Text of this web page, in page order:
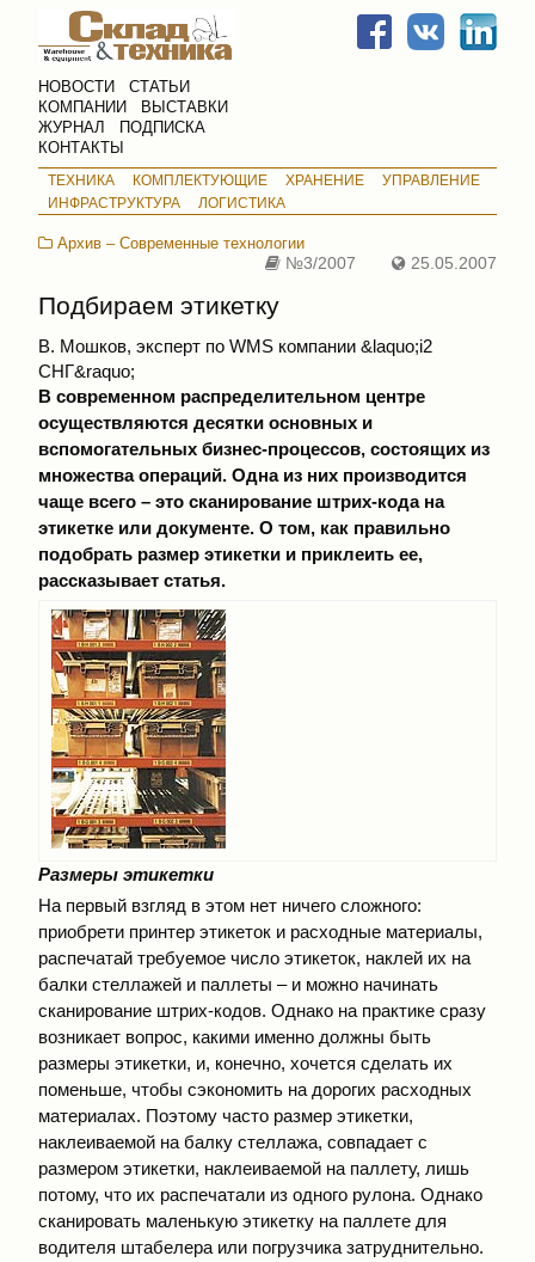
НОВОСТИ
СТАТЬИ
КОМПАНИИ
ВЫСТАВКИ
ЖУРНАЛ
ПОДПИСКА
КОНТАКТЫ
ТЕХНИКА КОМПЛЕКТУЮЩИЕ ХРАНЕНИЕ
УПРАВЛЕНИЕ
ИНФРАСТРУКТУРА
ЛОГИСТИКА
Архив – Современные технологии
№3/2007
25.05.2007
Подбираем этикетку
В. Мошков, эксперт по WMS компании &laquo;i2
СНГ&raquo;
В современном распределительном центре
осуществляются десятки основных и
вспомогательных бизнес-процессов, состоящих из
множества операций. Одна из них производится
чаще всего – это сканирование штрих-кода на
этикетке или документе. О том, как правильно
подобрать размер этикетки и приклеить ее,
рассказывает статья.
Размеры этикетки
На первый взгляд в этом нет ничего сложного:
приобрети принтер этикеток и расходные материалы,
распечатай требуемое число этикеток, наклей их на
балки стеллажей и паллеты – и можно начинать
сканирование штрих-кодов. Однако на практике сразу
возникает вопрос, какими именно должны быть
размеры этикетки, и, конечно, хочется сделать их
поменьше, чтобы сэкономить на дорогих расходных
материалах. Поэтому часто размер этикетки,
наклеиваемой на балку стеллажа, совпадает с
размером этикетки, наклеиваемой на паллету, лишь
потому, что их распечатали из одного рулона. Однако
сканировать маленькую этикетку на паллете для
водителя штабелера или погрузчика затруднительно.